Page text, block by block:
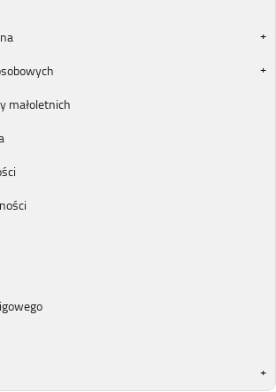
małoletnich